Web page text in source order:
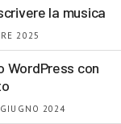
la musica
2025
WordPress con
2024